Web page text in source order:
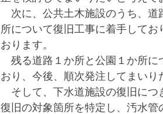
次に、公共土木施設のうち、道
所について復旧工事に着手して
おります。
残る道路１か所と公園１か所に
おり、今後、順次発注してまいり
そして、下水道施設の復旧につ
復旧の対象箇所を特定し、汚水管